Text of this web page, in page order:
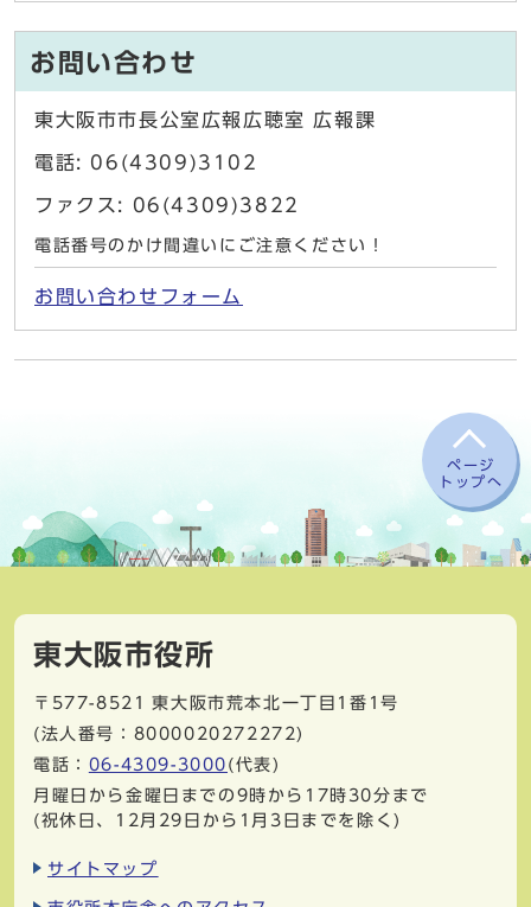
お問い合わせ
東大阪市市長公室広報広聴室 広報課
電話: 06(4309)3102
ファクス: 06(4309)3822
電話番号のかけ間違いにご注意ください！
お問い合わせフォーム
ページ
トップへ
東大阪市役所
〒577-8521
東大阪市荒本北一丁目1番1号
(法人番号：8000020272272)
電話： 06-4309-3000 (代表)
月曜日から金曜日までの9時から17時30分まで
(祝休日、12月29日から1月3日までを除く)
サイトマップ